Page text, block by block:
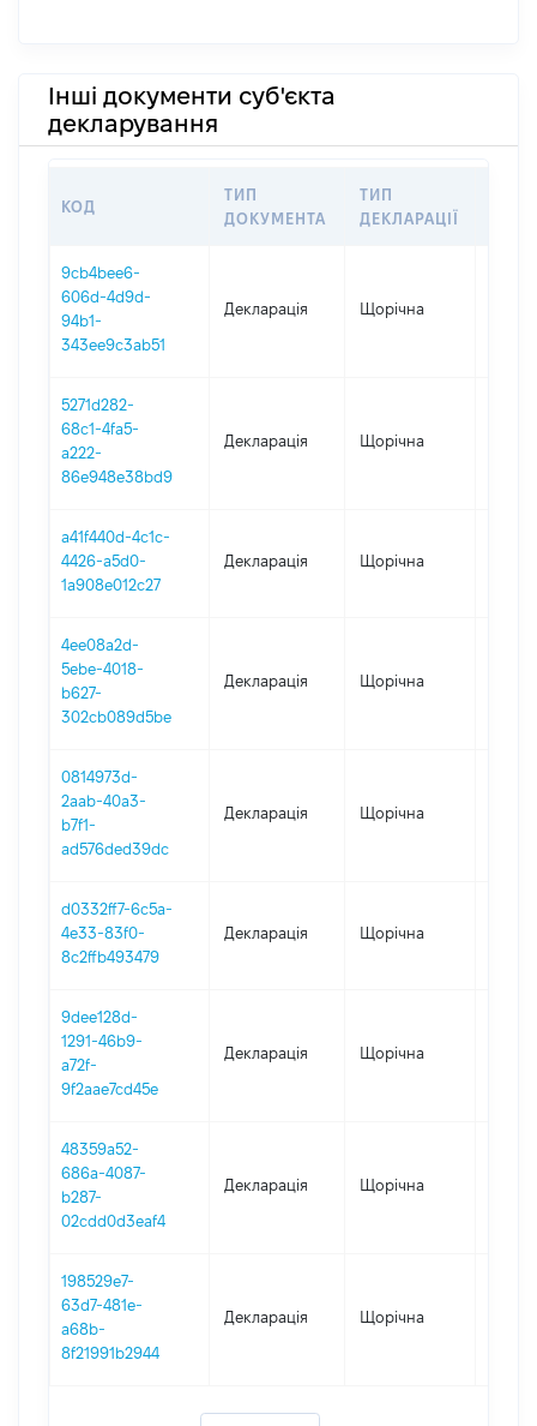
Інші документи суб'єкта
декларування
КОД
ТИП
ДОКУМЕНТА
ТИП
ДЕКЛАРАЦІЇ
9cb4bee6-
606d-4d9d-
94b1-
343ee9c3ab51
Декларація Щорічна
5271d282-
68c1-4fa5-
a222-
86e948e38bd9
Декларація Щорічна
a41f440d-4c1c-
4426-a5d0-
1a908e012c27
Декларація Щорічна
4ee08a2d-
5ebe-4018-
b627-
302cb089d5be
Декларація Щорічна
0814973d-
2aab-40a3-
b7f1-
ad576ded39dc
Декларація Щорічна
d0332ff7-6c5a-
4e33-83f0-
8c2ffb493479
Декларація Щорічна
9dee128d-
1291-46b9-
a72f-
9f2aae7cd45e
Декларація Щорічна
48359a52-
686a-4087-
b287-
02cdd0d3eaf4
Декларація Щорічна
198529e7-
63d7-481e-
a68b-
8f21991b2944
Декларація Щорічна